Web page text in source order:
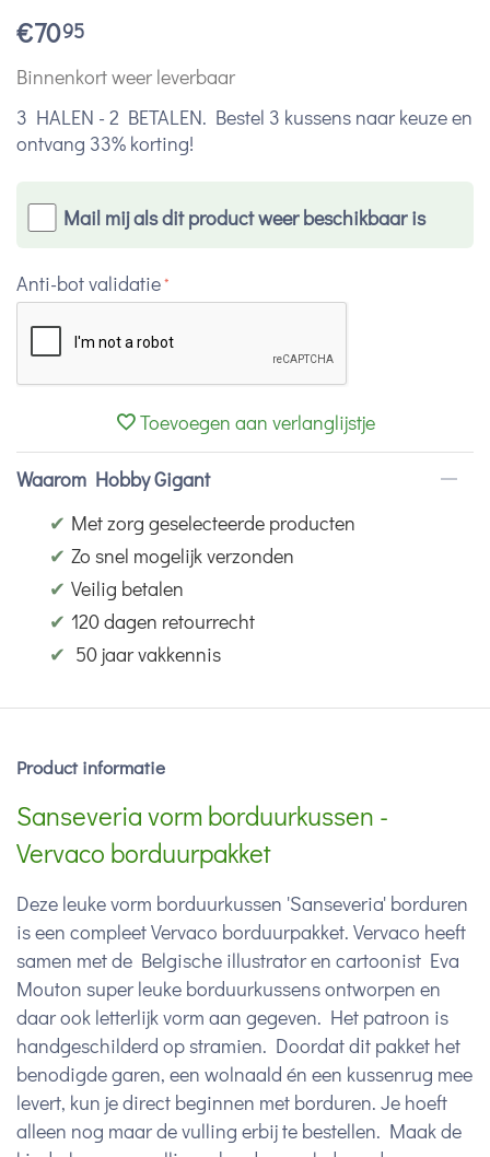
€7095
Binnenkort weer leverbaar
3 HALEN - 2 BETALEN. Bestel 3 kussens naar keuze en
ontvang 33% korting!
Mail mij als dit product weer beschikbaar is
Anti-bot validatie
Toevoegen aan verlanglijstje
Waarom Hobby Gigant
✔ Met zorg geselecteerde producten
✔ Zo snel mogelijk verzonden
✔ Veilig betalen
✔ 120 dagen retourrecht
✔ 50 jaar vakkennis
Product informatie
Sanseveria vorm borduurkussen -
Vervaco borduurpakket
Deze leuke vorm borduurkussen 'Sanseveria' borduren
is een compleet Vervaco borduurpakket. Vervaco heeft
samen met de Belgische illustrator en cartoonist Eva
Mouton super leuke borduurkussens ontworpen en
daar ook letterlijk vorm aan gegeven. Het patroon is
handgeschilderd op stramien. Doordat dit pakket het
benodigde garen, een wolnaald én een kussenrug mee
levert, kun je direct beginnen met borduren. Je hoeft
alleen nog maar de vulling erbij te bestellen. Maak de